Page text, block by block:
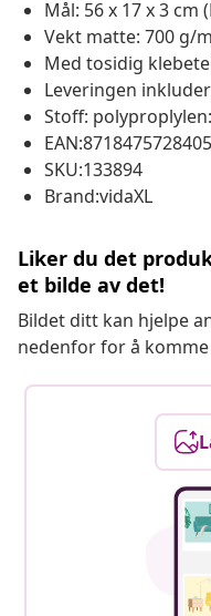
Mål: 56 x 17 x 3 cm
Vekt matte: 700 g/
Med tosidig
Leveringen
Stoff:
EAN:8718475728405
SKU:133894
Brand:vidaXL
Liker du det
et bilde av det!
Bildet ditt kan hjelpe
nedenfor for å